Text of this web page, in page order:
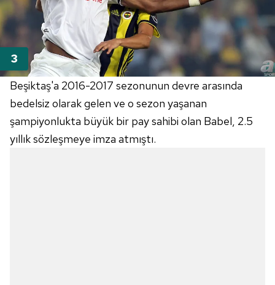
Beşiktaş'a 2016-2017 sezonunun devre arasında
bedelsiz olarak gelen ve o sezon yaşanan
şampiyonlukta büyük bir pay sahibi olan Babel, 2.5
yıllık sözleşmeye imza atmıştı.